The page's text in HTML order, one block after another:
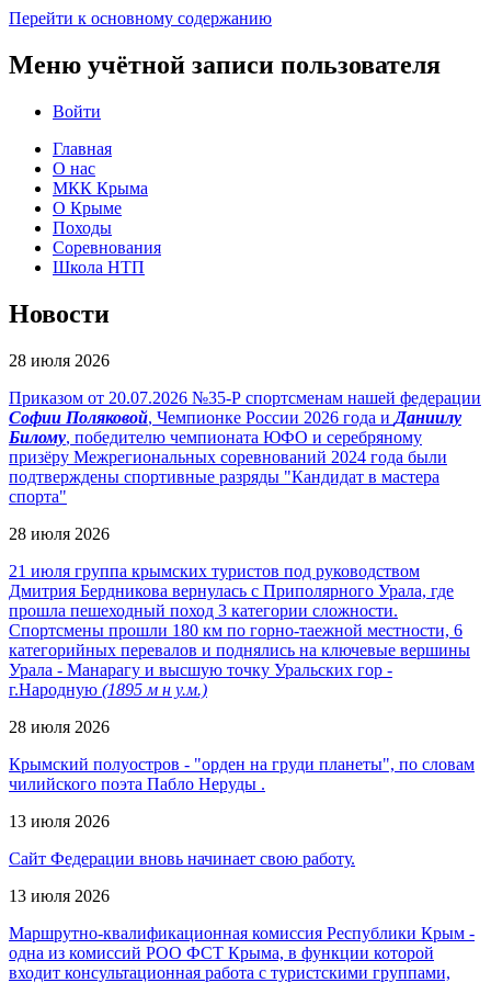
Перейти к основному содержанию
Меню учётной записи пользователя
Войти
Главная
О нас
МКК Крыма
О Крыме
Походы
Соревнования
Школа НТП
Новости
28 июля 2026
Приказом от 20.07.2026 №35-Р спортсменам нашей федерации
Софии Поляковой, Чемпионке России 2026 года и Даниилу
Билому, победителю чемпионата ЮФО и серебряному
призёру Межрегиональных соревнований 2024 года были
подтверждены спортивные разряды "Кандидат в мастера
спорта"
28 июля 2026
21 июля группа крымских туристов под руководством
Дмитрия Бердникова вернулась с Приполярного Урала, где
прошла пешеходный поход 3 категории сложности.
Спортсмены прошли 180 км по горно-таежной местности, 6
категорийных перевалов и поднялись на ключевые вершины
Урала - Манарагу и высшую точку Уральских гор -
г.Народную (1895 м н у.м.)
28 июля 2026
Крымский полуостров - "орден на груди планеты", по словам
чилийского поэта Пабло Неруды .
13 июля 2026
Сайт Федерации вновь начинает свою работу.
13 июля 2026
Маршрутно-квалификационная комиссия Республики Крым -
одна из комиссий РОО ФСТ Крыма, в функции которой
входит консультационная работа с туристскими группами,